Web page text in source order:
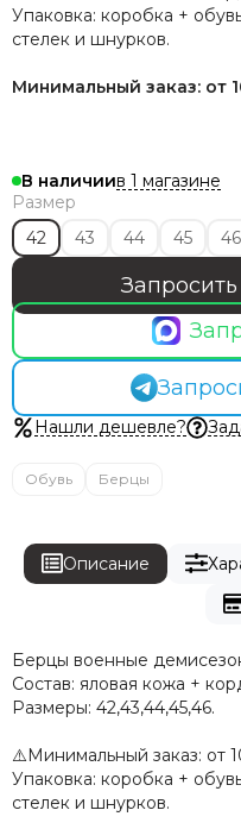
Упаковка: коробка +
стелек и шнурков.
Минимальный заказ: от
В наличиив 1 магазине
Размер
42
43 44 45 46
Нашли дешевле?
Обувь Берцы
Описание
Берцы военные
Состав: яловая кожа +
Размеры: 42,43,44,45,46.
⚠️Минимальный заказ: от
Упаковка: коробка +
стелек и шнурков.